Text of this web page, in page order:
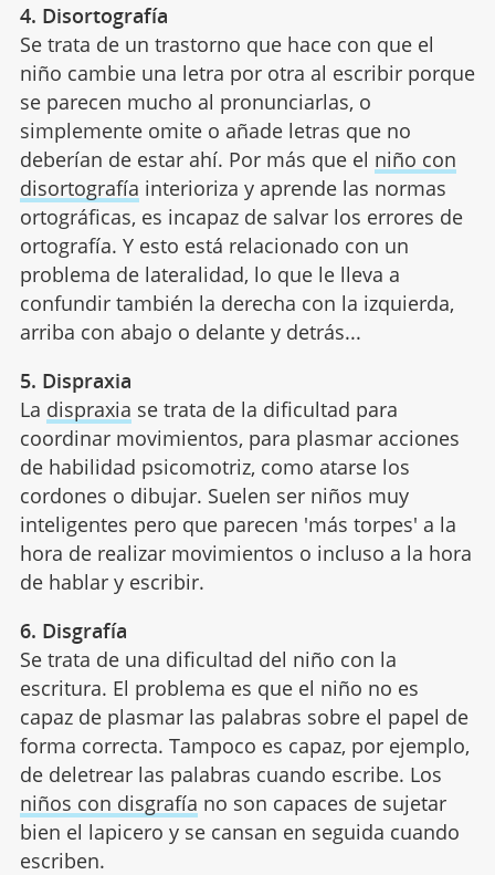
4. Disortografía
Se trata de un trastorno que hace con que el
niño cambie una letra por otra al escribir porque
se parecen mucho al pronunciarlas, o
simplemente omite o añade letras que no
deberían de estar ahí. Por más que el niño con
disortografía interioriza y aprende las normas
ortográficas, es incapaz de salvar los errores de
ortografía. Y esto está relacionado con un
problema de lateralidad, lo que le lleva a
confundir también la derecha con la izquierda,
arriba con abajo o delante y detrás...
5. Dispraxia
La dispraxia se trata de la dificultad para
coordinar movimientos, para plasmar acciones
de habilidad psicomotriz, como atarse los
cordones o dibujar. Suelen ser niños muy
inteligentes pero que parecen 'más torpes' a la
hora de realizar movimientos o incluso a la hora
de hablar y escribir.
6. Disgrafía
Se trata de una dificultad del niño con la
escritura. El problema es que el niño no es
capaz de plasmar las palabras sobre el papel de
forma correcta. Tampoco es capaz, por ejemplo,
de deletrear las palabras cuando escribe. Los
niños con disgrafía no son capaces de sujetar
bien el lapicero y se cansan en seguida cuando
escriben.